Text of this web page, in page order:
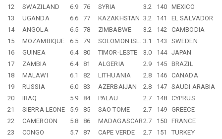
12
SWAZILAND 6.9 76 SYRIA 3.2 140 MEXICO
13
UGANDA 6.6 77 KAZAKHSTAN 3.2 141
EL SALVADOR
14
ANGOLA 6.5 78 ZIMBABWE 3.2 142
CAMBODIA
15
MOZAMBIQUE 6.5 79 SOLOMON ISL. 3.1 143
SWEDEN
16
GUINEA 6.4 80 TIMOR-LESTE 3.0 144 JAPAN
17
ZAMBIA 6.4 81 ALGERIA 2.9 145 BRAZIL
18
MALAWI 6.1 82 LITHUANIA 2.8 146 CANADA
19
RUSSIA 6.0 83 AZERBAIJAN 2.8 147 SAUDI ARABIA
20
IRAQ 5.9 84 PALAU 2.7 148 CYPRUS
21
SIERRA LEONE 5.9 85 SAO TOME 2.7 149 GREECE
22
CAMEROON 5.8 86 MADAGASCAR2.7 150 FRANCE
23
CONGO 5.7 87 CAPE VERDE 2.7 151 TURKEY